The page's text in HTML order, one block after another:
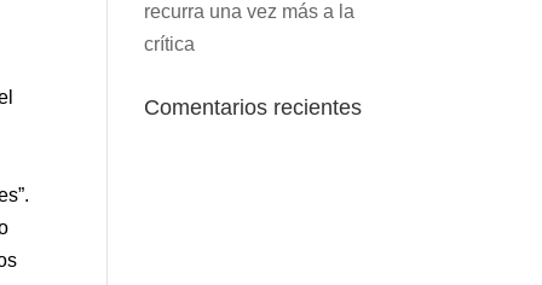
recurra una vez más a la
crítica
Comentarios recientes